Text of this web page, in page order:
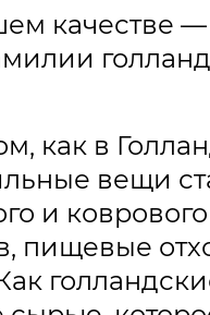
качестве —
как в
вещи
и
пищевые